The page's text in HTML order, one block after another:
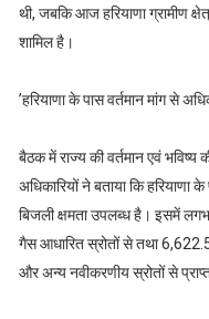
थी, जबकि आज हरियाणा ग्रामीण
शामिल है।
’हरियाणा के पास वर्तमान मांग से
बैठक में राज्य की वर्तमान एवं भविष्य
अधिकारियों ने बताया कि
बिजली क्षमता उपलब्ध है। इसमें
गैस आधारित स्रोतों से तथा
और अन्य नवीकरणीय स्रोतों से